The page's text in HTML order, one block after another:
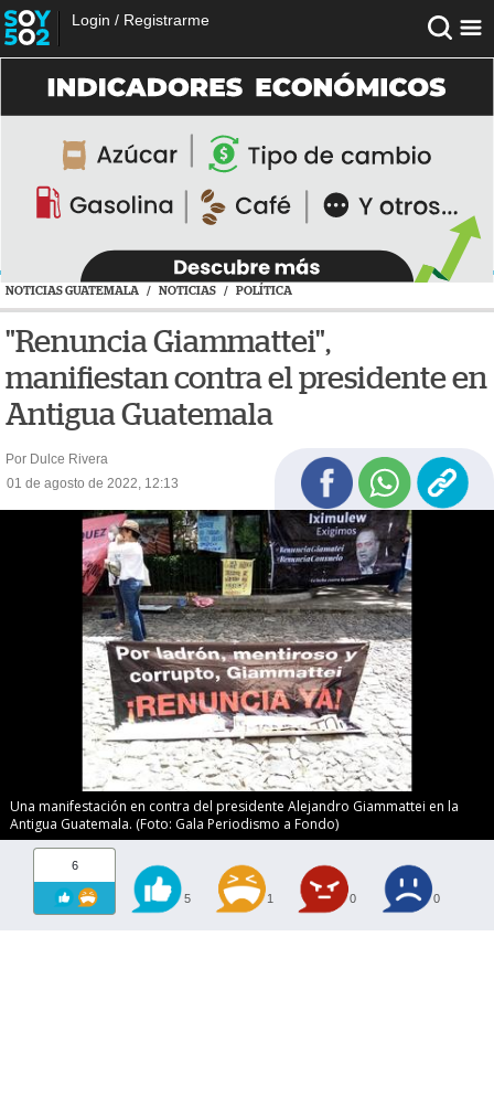
Login / Registrarme
NOTICIAS GUATEMALA / NOTICIAS / POLÍTICA
"Renuncia Giammattei",
manifiestan contra el presidente en
Antigua Guatemala
Por Dulce Rivera
01 de agosto de 2022, 12:13
Una manifestación en contra del presidente Alejandro Giammattei en la
Antigua Guatemala. (Foto: Gala Periodismo a Fondo)
6
5 1 0 0